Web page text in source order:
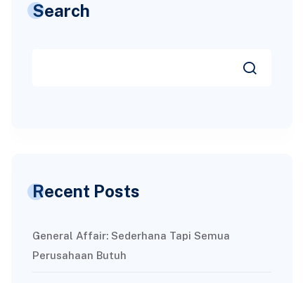
Search
Recent Posts
General Affair: Sederhana Tapi Semua
Perusahaan Butuh